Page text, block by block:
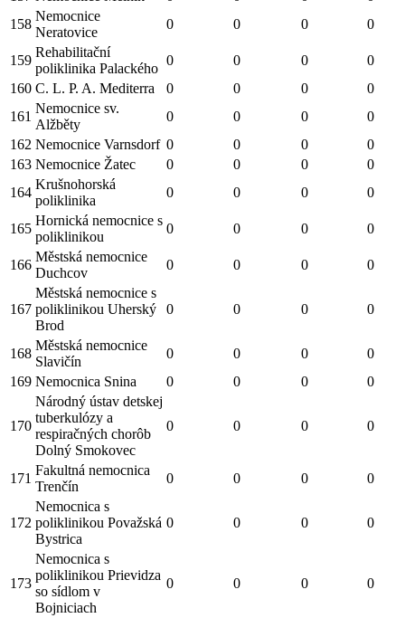
158
Nemocnice
Neratovice
0 0 0 0
159
Rehabilitační
poliklinika Palackého
0 0 0
0
160 C. L. P. A. Mediterra 0 0 0
0
161
Nemocnice sv.
Alžběty
0 0 0
0
162 Nemocnice Varnsdorf 0 0 0
0
163 Nemocnice Žatec 0 0 0
0
164
Krušnohorská
poliklinika
0 0 0 0
165
Hornická nemocnice s
poliklinikou
0 0 0 0
166
Městská nemocnice
Duchcov
0 0 0 0
167
Městská nemocnice s
poliklinikou Uherský
Brod
0 0 0 0
168
Městská nemocnice
Slavičín
0 0 0
0
169 Nemocnica Snina 0 0 0 0
170
Národný ústav detskej
tuberkulózy a
respiračných chorôb
Dolný Smokovec
0 0 0 0
171
Fakultná nemocnica
Trenčín
0 0 0 0
172
Nemocnica s
poliklinikou Považská
Bystrica
0 0 0 0
173
Nemocnica s
poliklinikou Prievidza
so sídlom v
Bojniciach
0 0 0 0